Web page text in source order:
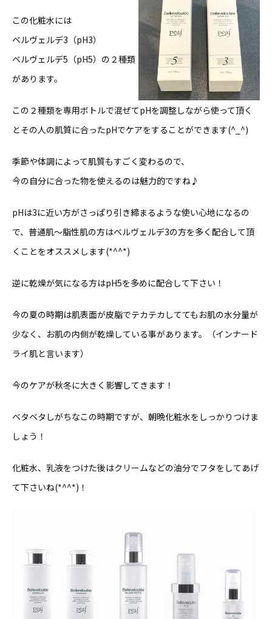
この化粧水には
ベルヴェルデ3（pH3）
ベルヴェルデ5（pH5）の２種類
があります。
この２種類を専用ボトルで混ぜてpHを調整しながら使って頂く
とその人の肌質に合ったpHでケアをすることができます(^_^)
季節や体調によって肌質もすごく変わるので、
今の自分に合った物を使えるのは魅力的ですね♪
pHは3に近い方がさっぱり引き締まるような使い心地になるの
で、普通肌〜脂性肌の方はベルヴェルデ3の方を多く配合して頂
くことをオススメします(*^^*)
逆に乾燥が気になる方はpH5を多めに配合して下さい！
今の夏の時期は肌表面が皮脂でテカテカしててもお肌の水分量が
少なく、お肌の内側が乾燥している事があります。（インナード
ライ肌と言います）
今のケアが秋冬に大きく影響してきます！
ベタベタしがちなこの時期ですが、朝晩化粧水をしっかりつけま
しょう！
化粧水、乳液をつけた後はクリームなどの油分でフタをしてあげ
て下さいね(*^^*)！